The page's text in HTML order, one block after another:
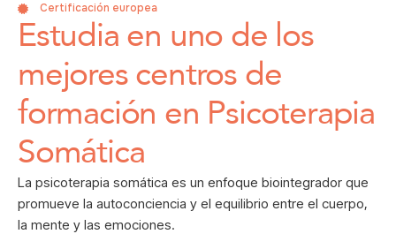
Certificación europea
Estudia en uno de los
mejores centros de
formación en Psicoterapia
Somática
La psicoterapia somática es un enfoque biointegrador que
promueve la autoconciencia y el equilibrio entre el cuerpo,
la mente y las emociones.